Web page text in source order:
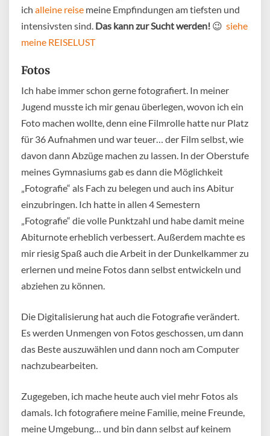
ich alleine reise meine Empfindungen am tiefsten und
intensivsten sind. Das kann zur Sucht werden! 😉 siehe
meine REISELUST
Fotos
Ich habe immer schon gerne fotografiert. In meiner
Jugend musste ich mir genau überlegen, wovon ich ein
Foto machen wollte, denn eine Filmrolle hatte nur Platz
für 36 Aufnahmen und war teuer… der Film selbst, wie
davon dann Abzüge machen zu lassen. In der Oberstufe
meines Gymnasiums gab es dann die Möglichkeit
„Fotografie“ als Fach zu belegen und auch ins Abitur
einzubringen. Ich hatte in allen 4 Semestern
„Fotografie“ die volle Punktzahl und habe damit meine
Abiturnote erheblich verbessert. Außerdem machte es
mir riesig Spaß auch die Arbeit in der Dunkelkammer zu
erlernen und meine Fotos dann selbst entwickeln und
abziehen zu können.
Die Digitalisierung hat auch die Fotografie verändert.
Es werden Unmengen von Fotos geschossen, um dann
das Beste auszuwählen und dann noch am Computer
nachzubearbeiten.
Zugegeben, ich mache heute auch viel mehr Fotos als
damals. Ich fotografiere meine Familie, meine Freunde,
meine Umgebung… und bin dann selbst auf keinem